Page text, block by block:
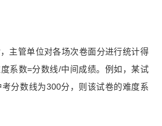
主管单位对各场次卷面分进行统计得
系数=分数线/中间成绩。例如，某试
分数线为300分，则该试卷的难度系